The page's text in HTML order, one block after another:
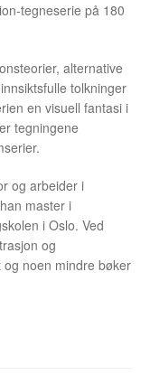
tegneserie på 180
alternative
tolkninger
en visuell fantasi i
tegningene
og arbeider i
master i
i Oslo. Ved
og
noen mindre bøker